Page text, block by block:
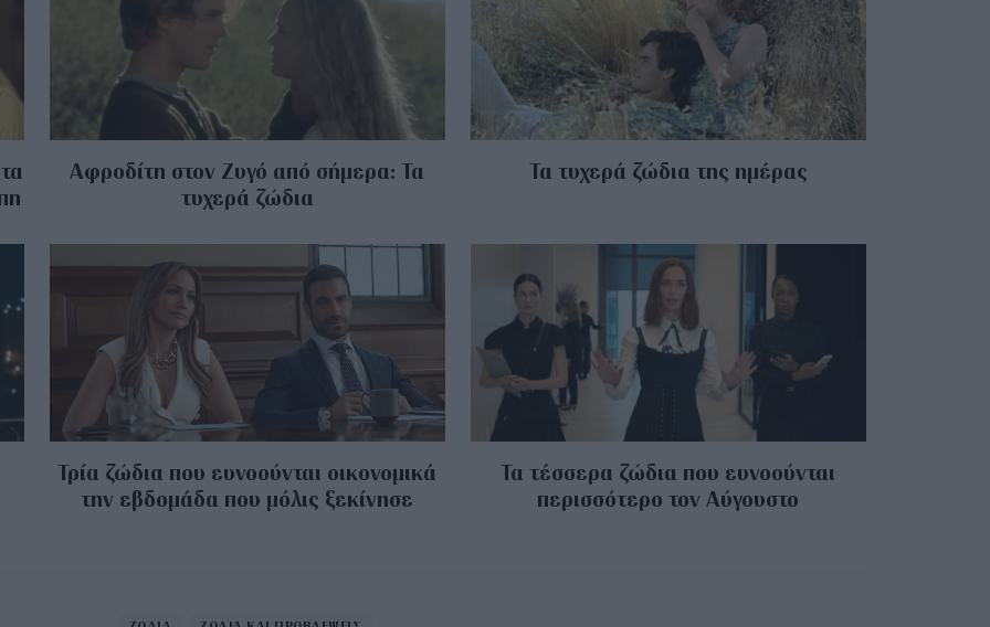
Αφροδίτη στον Ζυγό από σήμερα: Τα
τυχερά ζώδια
Τα τυχερά ζώδια της ημέρας
Τρία ζώδια που ευνοούνται οικονομικά
την εβδομάδα που μόλις ξεκίνησε
Τα τέσσερα ζώδια που ευνοούνται
περισσότερο τον Αύγουστο